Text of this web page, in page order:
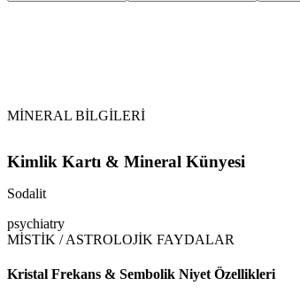
MİNERAL BİLGİLERİ
Kimlik Kartı & Mineral Künyesi
Sodalit
psychiatry
MİSTİK / ASTROLOJİK FAYDALAR
Kristal Frekans & Sembolik Niyet Özellikleri